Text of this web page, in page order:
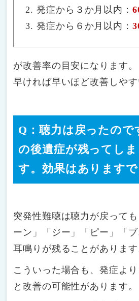
発症から３か月以内：
発症から６か月以内：
が改善率の目安になります。
早ければ早いほど改善しやす
Q：聴力は戻ったので
の後遺症が残ってし
す。効果はあります
突発性難聴は聴力が戻って
ーン」「ジー」「ピー」「
耳鳴りが残ることがあります
こういった場合も、発症よ
と改善の可能性があります。